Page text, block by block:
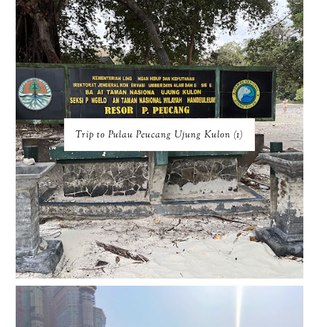
Trip to Pulau Peucang Ujung Kulon (1)